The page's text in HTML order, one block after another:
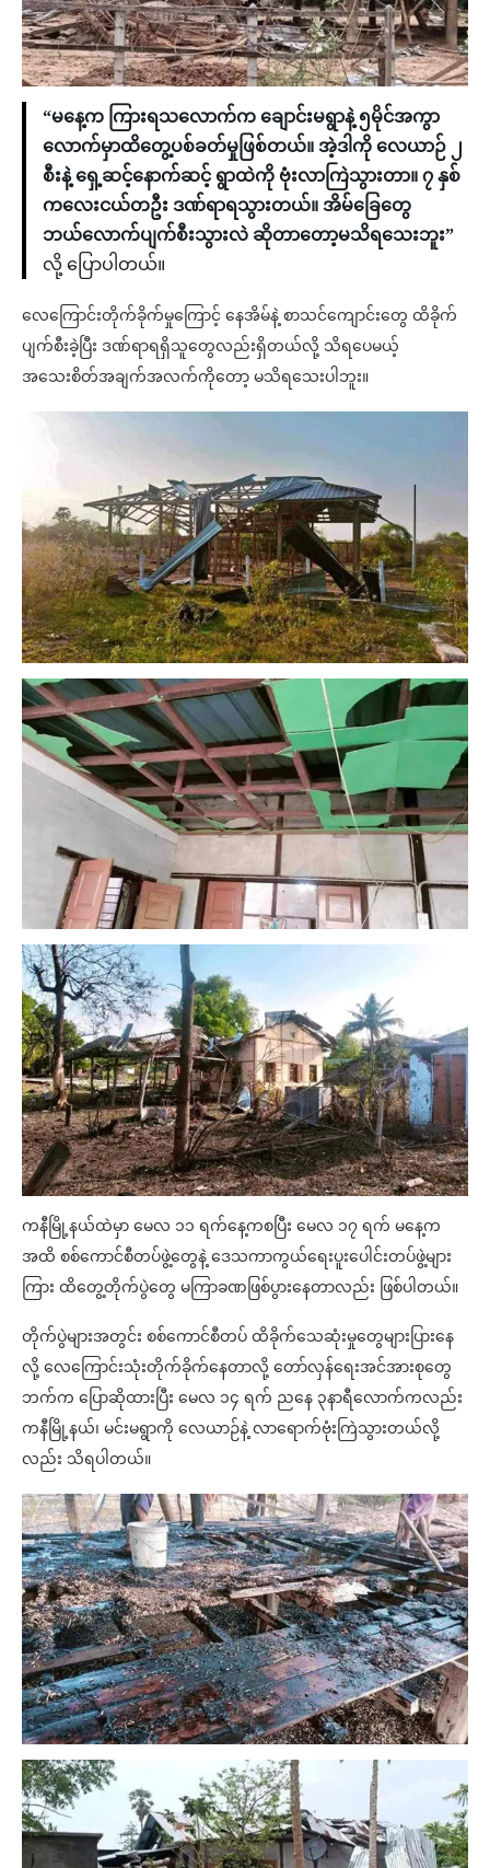
“မနေ့က ကြားရသလောက်က ချောင်းမရွာနဲ့ ၅မိုင်အကွာ
လောက်မှာထိတွေ့ပစ်ခတ်မှုဖြစ်တယ်။ အဲ့ဒါကို လေယာဉ် ၂
စီးနဲ့ ရှေ့ဆင့်နောက်ဆင့် ရွာထဲကို ဗုံးလာကြဲသွားတာ။ ၇ နှစ်
ကလေးငယ်တဦး ဒဏ်ရာရသွားတယ်။ အိမ်ခြေတွေ
ဘယ်လောက်ပျက်စီးသွားလဲ ဆိုတာတော့မသိရသေးဘူး”
လို့ ပြောပါတယ်။
လေကြောင်းတိုက်ခိုက်မှုကြောင့် နေအိမ်နဲ့ စာသင်ကျောင်းတွေ ထိခိုက်
ပျက်စီးခဲ့ပြီး ဒဏ်ရာရရှိသူတွေလည်းရှိတယ်လို့ သိရပေမယ့်
အသေးစိတ်အချက်အလက်ကိုတော့ မသိရသေးပါဘူး။
ကနီမြို့နယ်ထဲမှာ မေလ ၁၁ ရက်နေ့ကစပြီး မေလ ၁၇ ရက် မနေ့က
အထိ စစ်ကောင်စီတပ်ဖွဲ့တွေနဲ့ ဒေသကာကွယ်ရေးပူးပေါင်းတပ်ဖွဲ့များ
ကြား ထိတွေ့တိုက်ပွဲတွေ မကြာခဏဖြစ်ပွားနေတာလည်း ဖြစ်ပါတယ်။
တိုက်ပွဲများအတွင်း စစ်ကောင်စီတပ် ထိခိုက်သေဆုံးမှုတွေများပြားနေ
လို့ လေကြောင်းသုံးတိုက်ခိုက်နေတာလို့ တော်လှန်ရေးအင်အားစုတွေ
ဘက်က ပြောဆိုထားပြီး မေလ ၁၄ ရက် ညနေ ၃နာရီလောက်ကလည်း
ကနီမြို့နယ်၊ မင်းမရွာကို လေယာဉ်နဲ့ လာရောက်ဗုံးကြဲသွားတယ်လို့
လည်း သိရပါတယ်။